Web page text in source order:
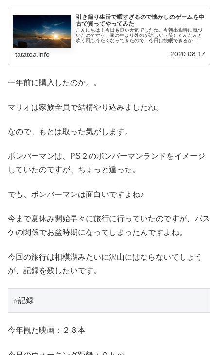
引き籠り生活で暇すぎるので懐かしのゲームを中
古で買ってやってみた
こんにちは！今日も良い天気でしたね。今朝出勤時に気づ
いたのですが、家の中より外のが涼しい（笑）だんだんと
吹く風も冷たくなってきたので、今日は快眠できるか
tatatoa.info 2020.08.17
一年前に購入したのか。。
マリオは家族全員で結構やり込みましたね。
なので、もとは取った気がします。
ボンバーマンは、PS２のボンバーマンランドをイメージ
していたのですが、ちょっと違った。
でも、ボンバーマンは面白いですよね♪
今まで夏休み開始早々に旅行に行っていたのですが、バス
ケの関係でお盆時期になってしまったんですよね。
今回の旅行は相模湖みたいに沢山にはならないでしょう
が、記録を残したいです。
☆記録
今年観た映画：２８本